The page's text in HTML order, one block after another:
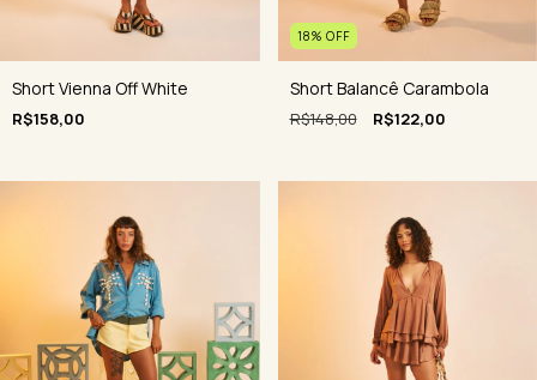
Short Vienna Off White
R$158,00
18% OFF
Short Balancê Carambola
R$148,00 R$122,00